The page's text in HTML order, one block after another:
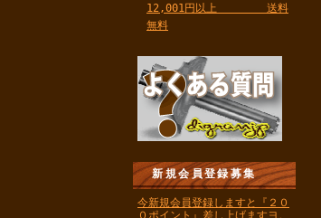
12,001円以上 送料
無料
新規会員登録募集
今新規会員登録しますと『２０
０ポイント』差し上げますヨ。